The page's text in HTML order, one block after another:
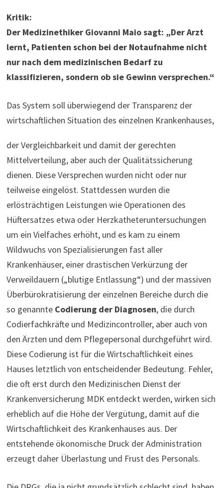
Kritik:
Der Medizinethiker Giovanni Maio sagt: „Der Arzt
lernt, Patienten schon bei der Notaufnahme nicht
nur nach dem medizinischen Bedarf zu
klassifizieren, sondern ob sie Gewinn versprechen.“
Das System soll überwiegend der Transparenz der
wirtschaftlichen Situation des einzelnen Krankenhauses,
der Vergleichbarkeit und damit der gerechten
Mittelverteilung, aber auch der Qualitätssicherung
dienen. Diese Versprechen wurden nicht oder nur
teilweise eingelöst. Stattdessen wurden die
erlösträchtigen Leistungen wie Operationen des
Hüftersatzes etwa oder Herzkatheteruntersuchungen
um ein Vielfaches erhöht, und es kam zu einem
Wildwuchs von Spezialisierungen fast aller
Krankenhäuser, einer drastischen Verkürzung der
Verweildauern („blutige Entlassung“) und der massiven
Überbürokratisierung der einzelnen Bereiche durch die
so genannte Codierung der Diagnosen, die durch
Codierfachkräfte und Medizincontroller, aber auch von
den Ärzten und dem Pflegepersonal durchgeführt wird.
Diese Codierung ist für die Wirtschaftlichkeit eines
Hauses letztlich von entscheidender Bedeutung. Fehler,
die oft erst durch den Medizinischen Dienst der
Krankenversicherung MDK entdeckt werden, wirken sich
erheblich auf die Höhe der Vergütung, damit auf die
Wirtschaftlichkeit des Krankenhauses aus. Der
entstehende ökonomische Druck der Administration
erzeugt daher Überlastung und Frust des Personals.